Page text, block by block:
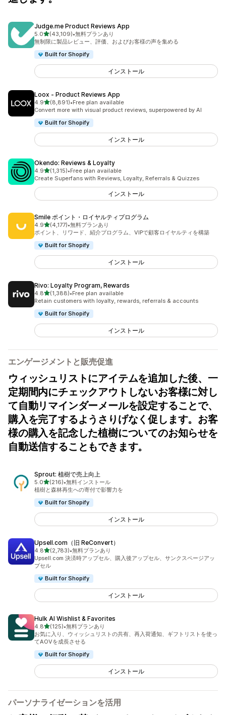
Judge.me Product Reviews App
5.05つ星中
(43,109)
合計レビュー数：43109件
•無料プランあり
無制限に製品レビュー、評価、およびお客様の声を集める
Built for Shopify
インストール
Loox ‑ Product Reviews App
4.95つ星中
(8,891)
合計レビュー数：8891件
•Free plan available
Convert more with visual product reviews, superpowered by AI
Built for Shopify
インストール
Okendo: Reviews & Loyalty
4.95つ星中
(1,315)
合計レビュー数：1315件
•Free plan available
Create Superfans with Reviews, Loyalty, Referrals & Quizzes
インストール
Smile ポイント・ロイヤルティプログラム
4.95つ星中
(4,177)
合計レビュー数：4177件
•無料プランあり
ポイント、リワード、紹介プログラム、VIPで顧客ロイヤルティを構築
Built for Shopify
インストール
Rivo: Loyalty Program, Rewards
4.85つ星中
(1,388)
合計レビュー数：1388件
•Free plan available
Retain customers with loyalty, rewards, referrals & accounts
Built for Shopify
インストール
エンゲージメントと販売促進
ウィッシュリストにアイテムを追加した後、一
定期間内にチェックアウトしないお客様に対し
て自動リマインダーメールを設定することで、
購入を完了するようさりげなく促します。お客
様の購入を記念した植樹についてのお知らせを
自動送信することもできます。
Sprout: 植樹で売上向上
5.05つ星中
(216)
合計レビュー数：216件
•無料インストール
植樹と森林再生への寄付で影響力を
Built for Shopify
インストール
Upsell.com（旧 ReConvert）
4.85つ星中
(2,783)
合計レビュー数：2783件
•無料プランあり
Upsell.com 決済時アップセル、購入後アップセル、サンクスページアッ
プセル
Built for Shopify
インストール
Hulk AI Wishlist & Favorites
4.85つ星中
(125)
合計レビュー数：125件
•無料プランあり
お気に入り、ウィッシュリストの共有、再入荷通知、ギフトリストを使っ
てAOVを成長させる
Built for Shopify
インストール
パーソナライゼーションを活用